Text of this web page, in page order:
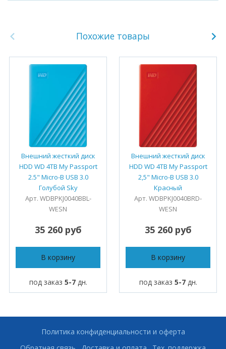
Похожие товары
Внешний жесткий диск
HDD WD 4TB My Passport
2.5" Micro-B USB 3.0
Голубой Sky
Арт. WDBPKJ0040BBL-
WESN
35 260 руб
В корзину
под заказ 5-7дн.
Внешний жесткий диск
HDD WD 4TB My Passport
2,5" Micro-B USB 3.0
Красный
Арт. WDBPKJ0040BRD-
WESN
35 260 руб
В корзину
под заказ 5-7дн.
Политика конфиденциальности и оферта